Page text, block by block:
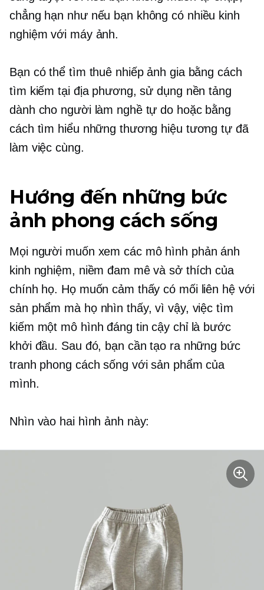
chẳng hạn như nếu bạn không có nhiều kinh
nghiệm với máy ảnh.
Bạn có thể tìm thuê nhiếp ảnh gia bằng cách
tìm kiếm tại địa phương, sử dụng nền tảng
dành cho người làm nghề tự do hoặc bằng
cách tìm hiểu những thương hiệu tương tự đã
làm việc cùng.
Hướng đến những bức
ảnh phong cách sống
Mọi người muốn xem các mô hình phản ánh
kinh nghiệm, niềm đam mê và sở thích của
chính họ. Họ muốn cảm thấy có mối liên hệ với
sản phẩm mà họ nhìn thấy, vì vậy, việc tìm
kiếm một mô hình đáng tin cậy chỉ là bước
khởi đầu. Sau đó, bạn cần tạo ra những bức
tranh phong cách sống với sản phẩm của
mình.
Nhìn vào hai hình ảnh này: